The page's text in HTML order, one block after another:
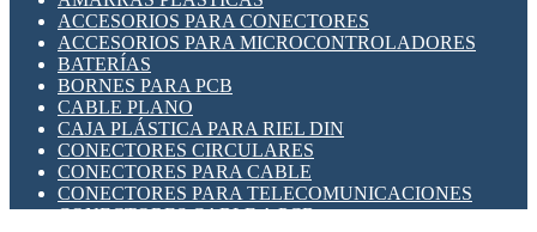
INDICADORES PARA PANEL
INTERFACES DE RELÉ
INTERRUPTORES FIN DE CARRERA
LLAVES CONMUTADORAS
MEDIDORES DE ENERGÍA Y TC'S DE CORRIENTE
MOTORES PASO A PASO
PANTALLAS HMI
PLC -CONTROLADORES LÓGICO PROGRAMABLES
PROGRAMADORES DE HORARIO
ACCESORIOS PARA CONECTORES
ACCESORIOS PARA MICROCONTROLADORES
BATERÍAS
BORNES PARA PCB
CABLE PLANO
CAJA PLÁSTICA PARA RIEL DIN
CONECTORES CIRCULARES
CONECTORES PARA CABLE
CONECTORES PARA TELECOMUNICACIONES
CONECTORES CABLE A PCB